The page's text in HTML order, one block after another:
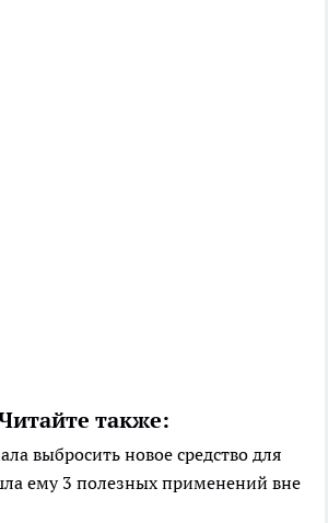
также:
выбросить новое средство для
ему 3 полезных применений вне